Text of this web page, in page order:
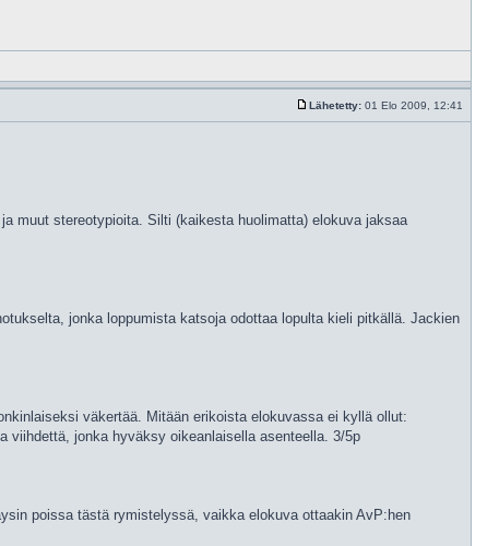
Lähetetty: 01 Elo 2009, 12:41
muut stereotypioita. Silti (kaikesta huolimatta) elokuva jaksaa
jonka loppumista katsoja odottaa lopulta kieli pitkällä. Jackien
väkertää. Mitään erikoista elokuvassa ei kyllä ollut:
viihdettä, jonka hyväksy oikeanlaisella asenteella. 3/5p
poissa tästä rymistelyssä, vaikka elokuva ottaakin AvP:hen